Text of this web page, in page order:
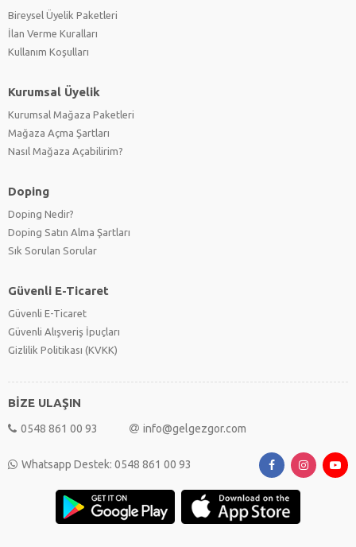
Bireysel Üyelik Paketleri
İlan Verme Kuralları
Kullanım Koşulları
Kurumsal Üyelik
Kurumsal Mağaza Paketleri
Mağaza Açma Şartları
Nasıl Mağaza Açabilirim?
Doping
Doping Nedir?
Doping Satın Alma Şartları
Sık Sorulan Sorular
Güvenli E-Ticaret
Güvenli E-Ticaret
Güvenli Alışveriş İpuçları
Gizlilik Politikası (KVKK)
BİZE ULAŞIN
0548 861 00 93 info@gelgezgor.com
Whatsapp Destek: 0548 861 00 93